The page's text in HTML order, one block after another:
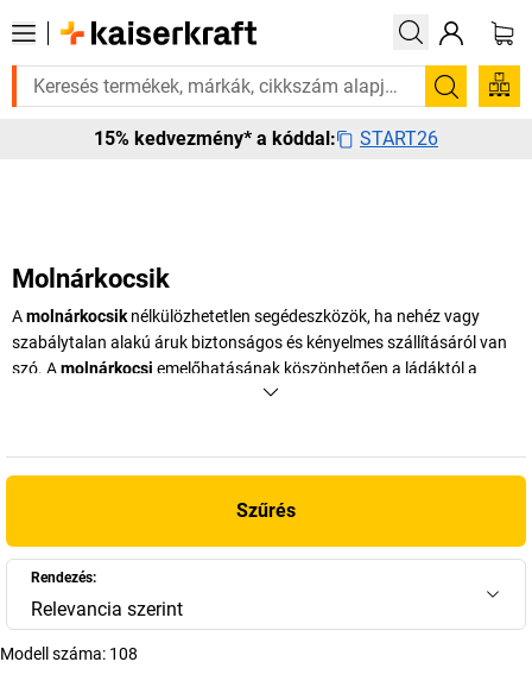
rá? Válogatott bestseller termékeinket 3–4 munkanapon belül
Keresés
15% kedvezmény* a kóddal: START26
Molnárkocsik
Amolnárkocsik nélkülözhetetlen segédeszközök, ha nehéz vagy
szabálytalan alakú áruk biztonságos és kényelmes szállításáról van
szó. Amolnárkocsi emelőhatásának köszönhetően a ládáktól a
mosógépekig bármi könnyedén mozgatható – még egyenetlen
az erős,összecsukható molnárkocsikig, amelyek helytakarékosan
tárolhatók. Akár egyenetlen talajon is használható molnárkocsit
nehéz rakományokhoz, itt megtalálja a megfelelő modellt.
Termékeinkkel kiváló minőséget és tartós kialakítást kap, valamint
hatékonyan és biztonságosan megoldhatja árucikkei szállítását.
+Több megjelenítése
Szűrés
Rendezés:
Relevancia szerint
Modell száma: 108